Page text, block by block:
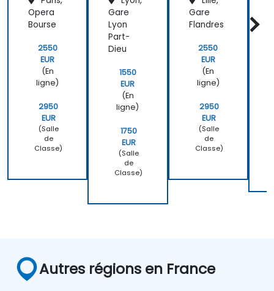
Opera
Bourse
2550
EUR
(En
ligne)
2950
EUR
(Salle
de
Classe)
Gare
Lyon
Part-
Dieu
1550
EUR
(En
ligne)
1750
EUR
(Salle
de
Classe)
Gare
Flandres
2550
EUR
(En
ligne)
2950
EUR
(Salle
de
Classe)
Autres régions en France